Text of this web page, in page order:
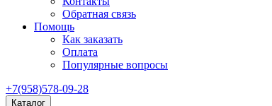
Обратная связь
Помощь
Как заказать
Оплата
Популярные вопросы
+7(958)578-09-28
Каталог